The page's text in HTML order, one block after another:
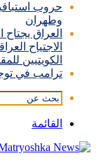
حروب
وطهران
العراق
الاجتياح
الكويتيين
ترامب في
القائمة